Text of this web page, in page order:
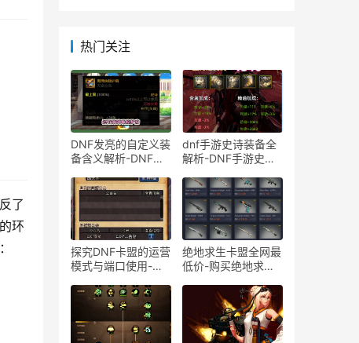
了
环
热门关注
DNF发亮的自定义装
备含义解析-DNF游
备是什么意思
dnf手游史诗装备全
解析-DNF手游史诗
解
探究DNF卡盟的运营
模式与端口使用-深
的技术和运作方式
绝地求生卡盟全网最
低价-购买绝地求生
价格优惠